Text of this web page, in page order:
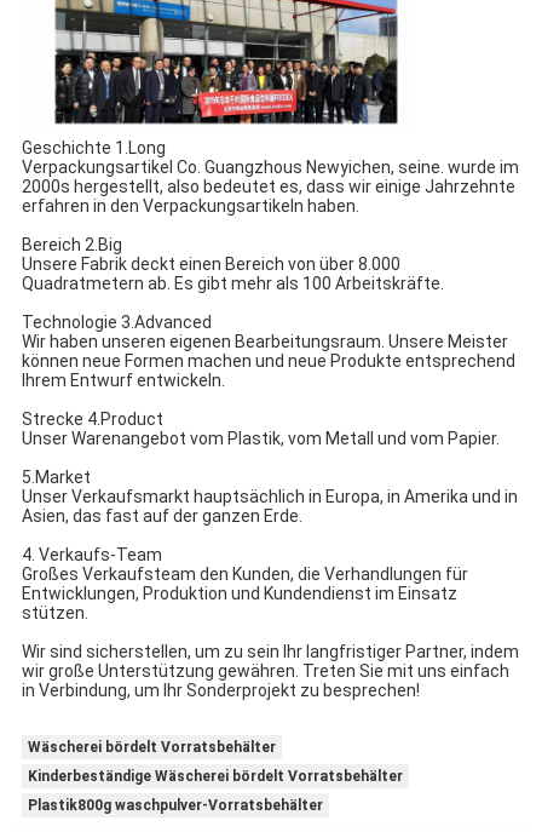
Geschichte 1.Long
Verpackungsartikel Co. Guangzhous Newyichen, seine. wurde im
2000s hergestellt, also bedeutet es, dass wir einige Jahrzehnte
erfahren in den Verpackungsartikeln haben.
Bereich 2.Big
Unsere Fabrik deckt einen Bereich von über 8.000
Quadratmetern ab. Es gibt mehr als 100 Arbeitskräfte.
Technologie 3.Advanced
Wir haben unseren eigenen Bearbeitungsraum. Unsere Meister
können neue Formen machen und neue Produkte entsprechend
Ihrem Entwurf entwickeln.
Strecke 4.Product
Unser Warenangebot vom Plastik, vom Metall und vom Papier.
5.Market
Unser Verkaufsmarkt hauptsächlich in Europa, in Amerika und in
Asien, das fast auf der ganzen Erde.
4. Verkaufs-Team
Großes Verkaufsteam den Kunden, die Verhandlungen für
Entwicklungen, Produktion und Kundendienst im Einsatz
stützen.
Wir sind sicherstellen, um zu sein Ihr langfristiger Partner, indem
wir große Unterstützung gewähren. Treten Sie mit uns einfach
in Verbindung, um Ihr Sonderprojekt zu besprechen!
Wäscherei bördelt Vorratsbehälter
Kinderbeständige Wäscherei bördelt Vorratsbehälter
Plastik800g waschpulver-Vorratsbehälter